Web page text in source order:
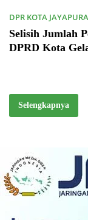
DPR KOTA JAYAPURA
Selisih Jumlah
DPRD Kota
Selengkapnya